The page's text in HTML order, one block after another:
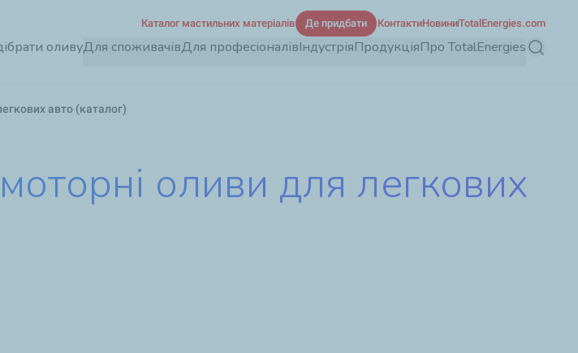
дооливуДля споживачівДля професіоналівІндустріяПродукціяПро TotalEnergies Пошук
Каталог мастильних матеріалів Де придбати КонтактиНовиниTotalEnergies.com
авто (каталог)
оливи для легкових